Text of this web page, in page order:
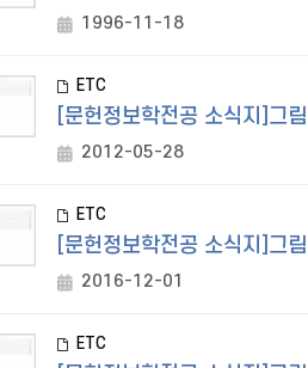
1996-11-18
ETC
[문헌정보학전공 소식지]그
2012-05-28
ETC
[문헌정보학전공 소식지]그
2016-12-01
ETC